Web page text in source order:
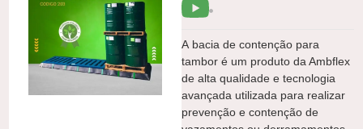
A bacia de contenção para
tambor é um produto da Ambflex
de alta qualidade e tecnologia
avançada utilizada para realizar
prevenção e contenção de